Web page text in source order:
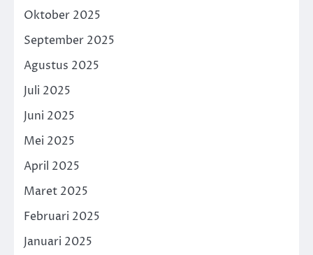
Oktober 2025
September 2025
Agustus 2025
Juli 2025
Juni 2025
Mei 2025
April 2025
Maret 2025
Februari 2025
Januari 2025